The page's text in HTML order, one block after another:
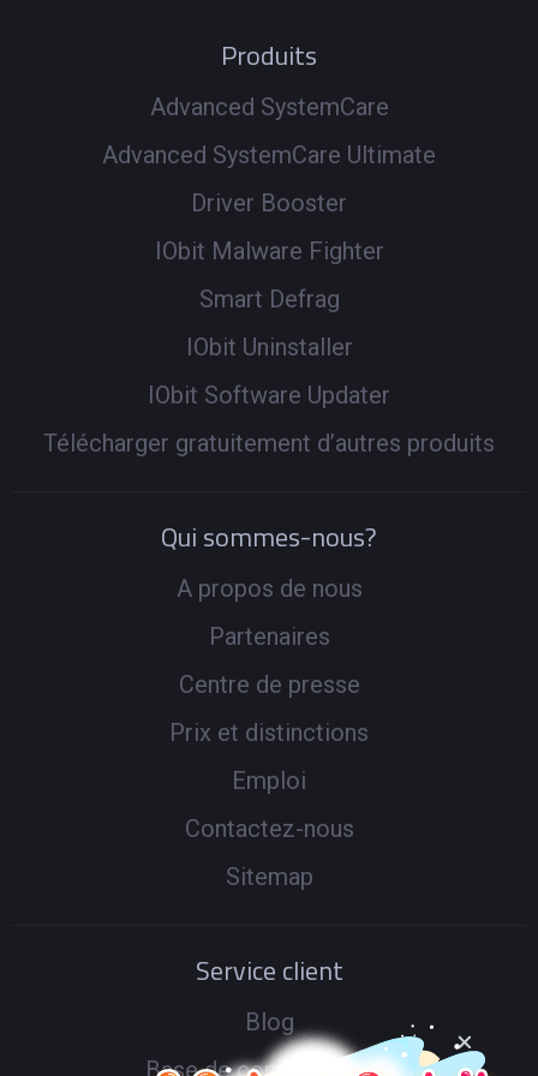
Produits
Advanced SystemCare
Advanced SystemCare Ultimate
Driver Booster
IObit Malware Fighter
Smart Defrag
IObit Uninstaller
IObit Software Updater
Télécharger gratuitement d’autres produits
Qui sommes-nous?
A propos de nous
Partenaires
Centre de presse
Prix et distinctions
Emploi
Contactez-nous
Sitemap
Service client
Blog
Base de connaissances